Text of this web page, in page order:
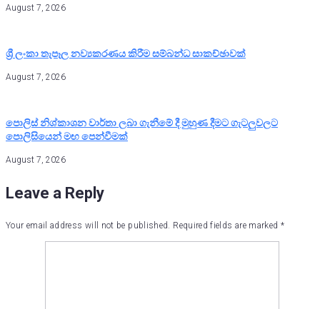
August 7, 2026
ශ්‍රී ලංකා තැපෑල නව්‍යකරණය කිරීම සම්බන්ධ සාකච්ඡාවක්
August 7, 2026
පොලිස් නිශ්කාශන වාර්තා ලබා ගැනීමේ දී මුහුණ දීමට ගැටලුවලට
පොලිසියෙන් මඟ පෙන්වීමක්
August 7, 2026
Leave a Reply
Your email address will not be published. Required fields are marked *